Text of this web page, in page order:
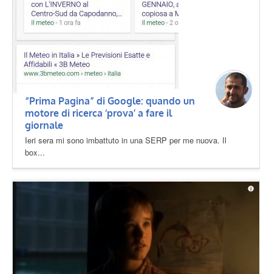
“Prima Pagina” di Google: quando un
motore di ricerca ‘prova’ a fare il
giornale
Ieri sera mi sono imbattuto in una SERP per me nuova. Il
box...